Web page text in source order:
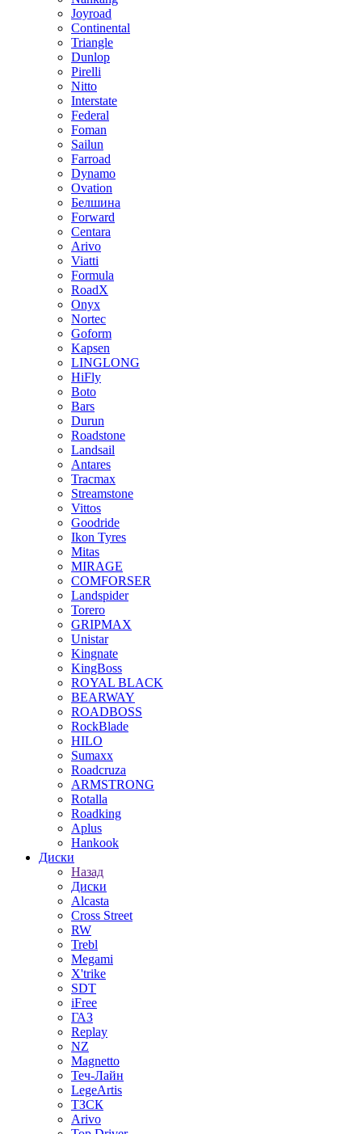
Joyroad
Continental
Triangle
Dunlop
Pirelli
Nitto
Interstate
Federal
Foman
Sailun
Farroad
Dynamo
Ovation
Белшина
Forward
Centara
Arivo
Viatti
Formula
RoadX
Onyx
Nortec
Goform
Kapsen
LINGLONG
HiFly
Boto
Bars
Durun
Roadstone
Landsail
Antares
Tracmax
Streamstone
Vittos
Goodride
Ikon Tyres
Mitas
MIRAGE
COMFORSER
Landspider
Torero
GRIPMAX
Unistar
Kingnate
KingBoss
ROYAL BLACK
BEARWAY
ROADBOSS
RockBlade
HILO
Sumaxx
Roadcruza
ARMSTRONG
Rotalla
Roadking
Aplus
Hankook
Диски
Назад
Диски
Alcasta
Cross Street
RW
Trebl
Megami
X'trike
SDT
iFree
ГАЗ
Replay
NZ
Magnetto
Теч-Лайн
LegeArtis
ТЗСК
Arivo